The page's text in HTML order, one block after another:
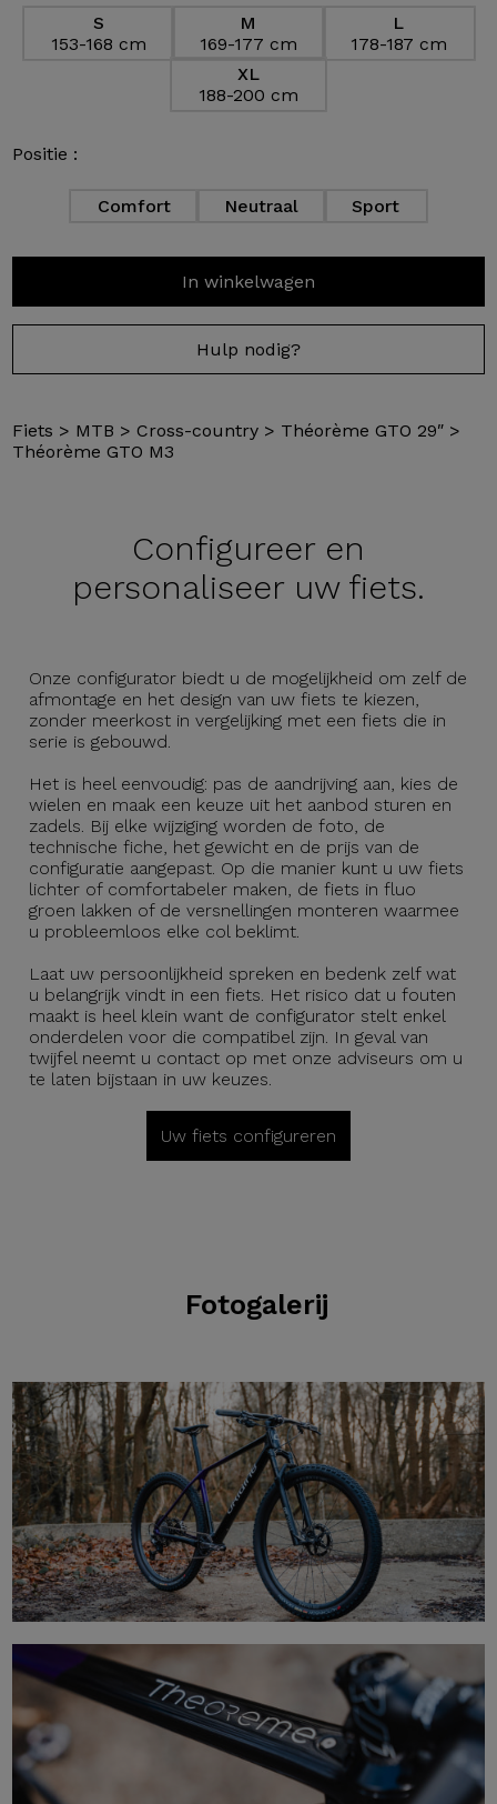
S
153-168 cm
M
169-177 cm
L
178-187 cm
XL
188-200 cm
Positie :
Comfort Neutraal Sport
In winkelwagen
Hulp nodig?
Fiets > MTB >Cross-country > Théorème GTO 29″ >
Théorème GTO M3
Configureer en
personaliseer uw fiets.
Onze configurator biedt u de mogelijkheid om zelf de
afmontage en het design van uw fiets te kiezen,
zonder meerkost in vergelijking met een fiets die in
serie is gebouwd.
Het is heel eenvoudig: pas de aandrijving aan, kies de
wielen en maak een keuze uit het aanbod sturen en
zadels. Bij elke wijziging worden de foto, de
technische fiche, het gewicht en de prijs van de
configuratie aangepast. Op die manier kunt u uw fiets
lichter of comfortabeler maken, de fiets in fluo
groen lakken of de versnellingen monteren waarmee
u probleemloos elke col beklimt.
Laat uw persoonlijkheid spreken en bedenk zelf wat
u belangrijk vindt in een fiets. Het risico dat u fouten
maakt is heel klein want de configurator stelt enkel
onderdelen voor die compatibel zijn. In geval van
twijfel neemt u contact op met onze adviseurs om u
te laten bijstaan in uw keuzes.
Uw fiets configureren
Fotogalerij